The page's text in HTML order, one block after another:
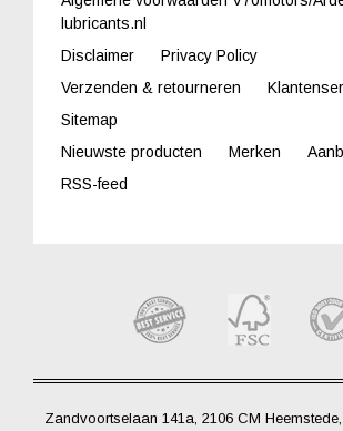
lubricants.nl
Disclaimer
Privacy Policy
Verzenden & retourneren
Sitemap
Nieuwste producten
Merken
RSS-feed
Zandvoortselaan 141a, 2106 CM